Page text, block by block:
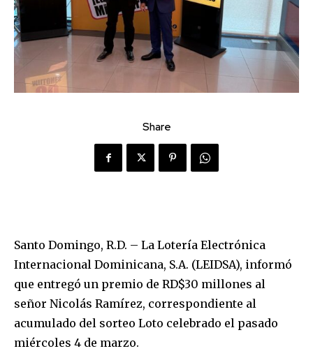
Share
Santo Domingo, R.D. – La Lotería Electrónica
Internacional Dominicana, S.A. (LEIDSA), informó
que entregó un premio de RD$30 millones al
señor Nicolás Ramírez, correspondiente al
acumulado del sorteo Loto celebrado el pasado
miércoles 4 de marzo.